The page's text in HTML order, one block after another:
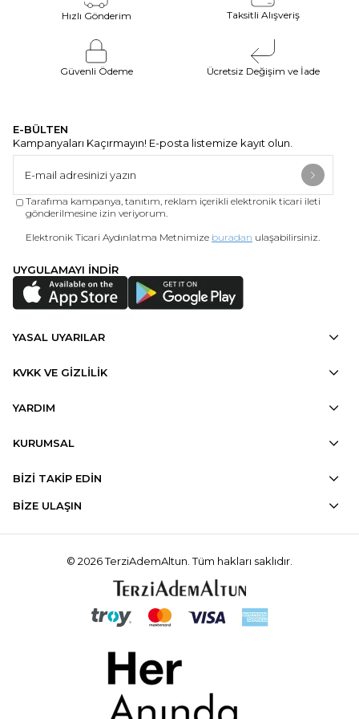
Hızlı Gönderim Taksitli Alışveriş
Güvenli Ödeme Ücretsiz Değişim ve İade
E-BÜLTEN
Kampanyaları Kaçırmayın! E-posta listemize kayıt olun.
Tarafıma kampanya, tanıtım, reklam içerikli elektronik ticari ileti
gönderilmesine izin veriyorum.
Elektronik Ticari Aydınlatma Metnimize buradan ulaşabilirsiniz.
UYGULAMAYI İNDİR
YASAL UYARILAR
KVKK VE GİZLİLİK
YARDIM
KURUMSAL
BİZİ TAKİP EDİN
BİZE ULAŞIN
© 2026 TerziAdemAltun. Tüm hakları saklıdır.